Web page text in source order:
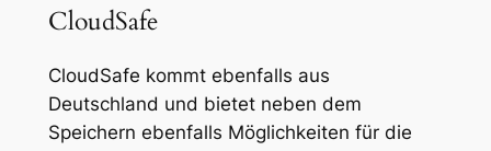
CloudSafe
CloudSafe kommt ebenfalls aus
Deutschland und bietet neben dem
Speichern ebenfalls Möglichkeiten für die